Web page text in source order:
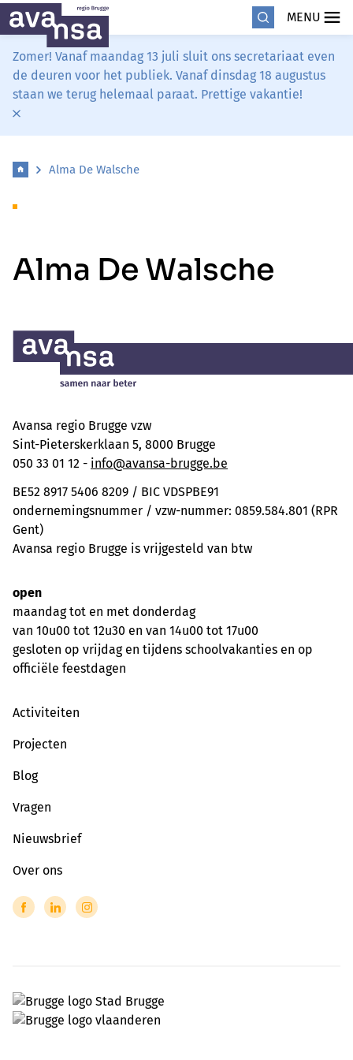
MENU
Zomer! Vanaf maandag 13 juli sluit ons secretariaat even
de deuren voor het publiek. Vanaf dinsdag 18 augustus
staan we terug helemaal paraat. Prettige vakantie!
Alma De Walsche
Alma De Walsche
Avansa regio Brugge vzw
Sint-Pieterskerklaan 5, 8000 Brugge
050 33 01 12 - info@avansa-brugge.be
BE52 8917 5406 8209 / BIC VDSPBE91
ondernemingsnummer / vzw-nummer: 0859.584.801 (RPR
Gent)
Avansa regio Brugge is vrijgesteld van btw
open
maandag tot en met donderdag
van 10u00 tot 12u30 en van 14u00 tot 17u00
gesloten op vrijdag en tijdens schoolvakanties en op
officiële feestdagen
Activiteiten
Projecten
Blog
Vragen
Nieuwsbrief
Over ons